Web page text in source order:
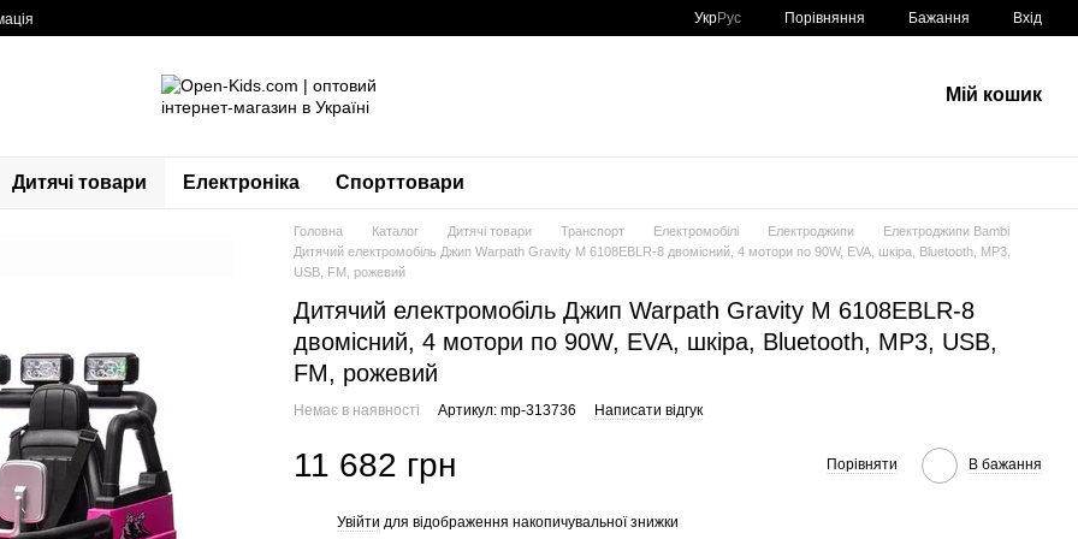
УкрРус Порівняння Бажання Вхід
Мій кошик
Дитячі товари Електроніка Спорттовари
Головна Каталог Дитячі товари Транспорт Електромобілі Електроджипи
Електроджипи Bambi
Дитячий електромобіль Джип Warpath Gravity M 6108EBLR-8 двомісний, 4 мотори по 90W, EVA, шкіра, Bluetooth, MP3,
USB, FM, рожевий
Дитячий електромобіль Джип Warpath Gravity M 6108EBLR-8
двомісний, 4 мотори по 90W, EVA, шкіра, Bluetooth, MP3, USB,
FM, рожевий
Немає в наявності Артикул: mp-313736 Написати відгук
11 682 грн Порівняти В бажання
Увійти для відображення накопичувальної знижки